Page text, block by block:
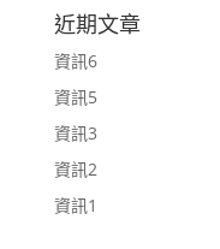
近期文章
資訊6
資訊5
資訊3
資訊2
資訊1